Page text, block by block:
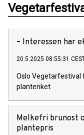
– Interessen har
20.5.2025 08:55:31
Oslo Vegetarfestival
planteriket.
Melkefri brunost
plantepris